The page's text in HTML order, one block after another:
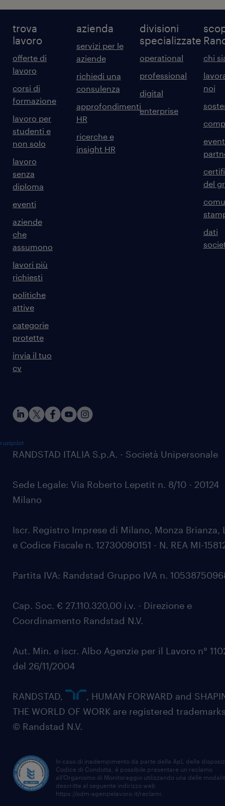
trova
lavoro
offerte di
lavoro
corsi di
formazione
lavoro per
studenti e
non solo
lavoro
senza
diploma
eventi
aziende
che
assumono
lavori più
richiesti
politiche
attive
categorie
protette
invia il tuo
cv
azienda
servizi per le
aziende
richiedi una
consulenza
approfondimenti
HR
ricerche e
insight HR
divisioni
specializzate
operational
professional
digital
enterprise
chi
noi
del
dati
RANDSTAD ITALIA S.p.A. - Società Unipersonale
Sede Legale: Via Roberto Lepetit n. 8/10 - 20124
Milano
Iscr. Registro Imprese di Milano, Monza Brianza,
e Codice Fiscale n. 12730090151 - N. REA MI-
Partita IVA: Randstad Gruppo IVA n.
Cap. Soc. € 27.110.320,00 i.v. - Direzione e
Coordinamento Randstad N.V.
Aut. Min. e iscr. Albo Agenzie per il Lavoro n°
del 26/11/2004
RANDSTAD,
, HUMAN FORWARD and
THE WORLD OF WORK are registered
© Randstad N.V.
In caso di inadempimento da parte della ApL delle
Codice di Condotta, è possibile presentare un reclamo
all’Organismo di Monitoraggio utilizzando una delle
descritte al seguente indirizzo web
https://odm-agenzielavoro.it/reclami